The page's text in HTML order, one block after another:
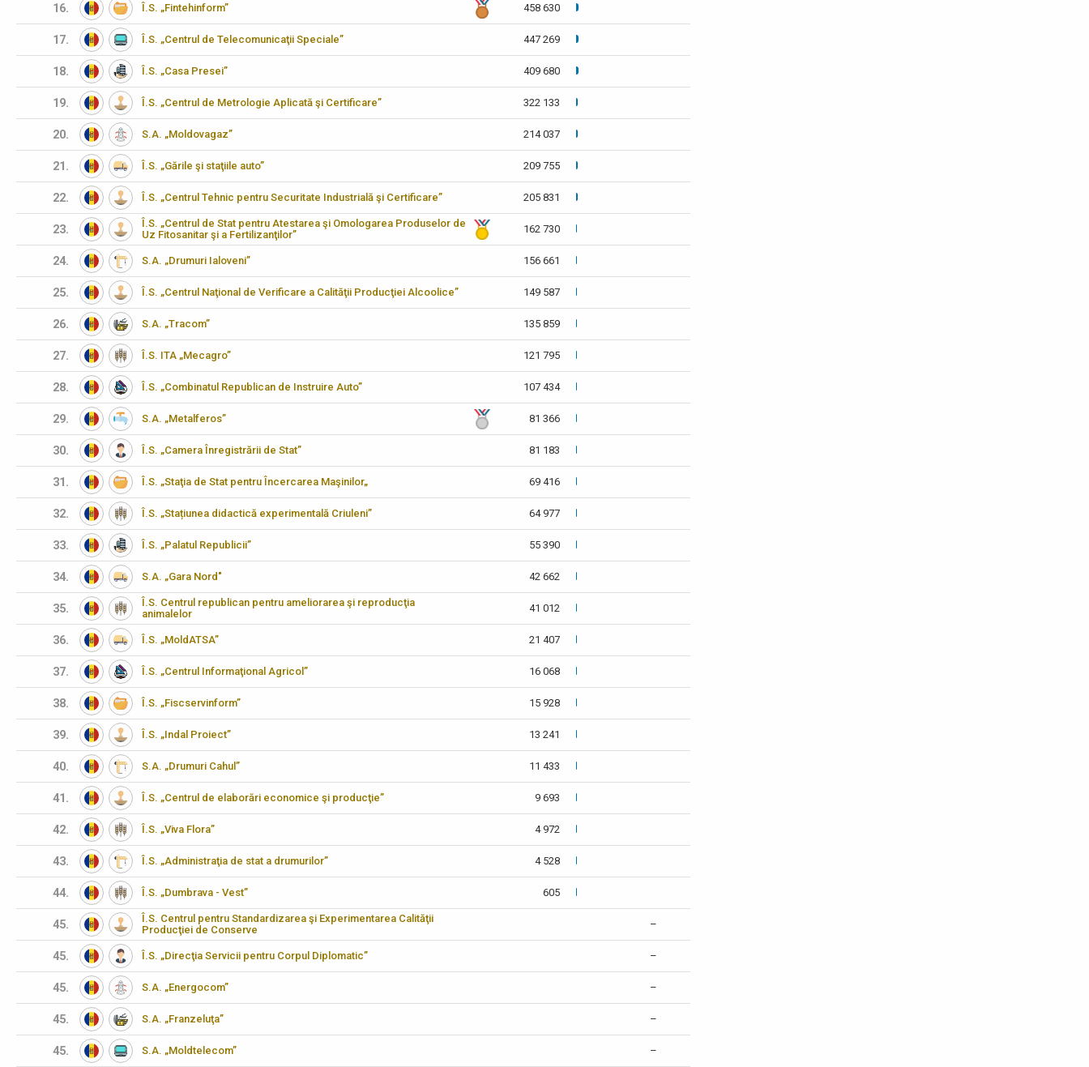
16. Î.S. „Fintehinform” 458 630
17. Î.S. „Centrul de Telecomunicaţii Speciale” 447 269
18. Î.S. „Casa Presei” 409 680
19. Î.S. „Centrul de Metrologie Aplicată şi Certificare” 322 133
20. S.A. „Moldovagaz” 214 037
21. Î.S. „Gările şi staţiile auto” 209 755
22. Î.S. „Centrul Tehnic pentru Securitate Industrială şi Certificare” 205 831
23.
Î.S. „Centrul de Stat pentru Atestarea şi Omologarea Produselor de
Uz Fitosanitar şi a Fertilizanţilor”
162 730
24. S.A. „Drumuri Ialoveni” 156 661
25. Î.S. „Centrul Naţional de Verificare a Calităţii Producţiei Alcoolice” 149 587
26. S.A. „Tracom” 135 859
27. Î.S. ITA „Mecagro” 121 795
28. Î.S. „Combinatul Republican de Instruire Auto” 107 434
29. S.A. „Metalferos” 81 366
30. Î.S. „Camera Înregistrării de Stat” 81 183
31. Î.S. „Staţia de Stat pentru Încercarea Maşinilor„ 69 416
32. Î.S. „Stațiunea didactică experimentală Criuleni” 64 977
33. Î.S. „Palatul Republicii” 55 390
34. S.A. „Gara Nord" 42 662
35.
Î.S. Centrul republican pentru ameliorarea şi reproducţia
animalelor
41 012
36. Î.S. „MoldATSA” 21 407
37. Î.S. „Centrul Informaţional Agricol” 16 068
38. Î.S. „Fiscservinform” 15 928
39. Î.S. „Indal Proiect” 13 241
40. S.A. „Drumuri Cahul” 11 433
41. Î.S. „Centrul de elaborări economice şi producţie” 9 693
42. Î.S. „Viva Flora” 4 972
43. Î.S. „Administraţia de stat a drumurilor” 4 528
44. Î.S. „Dumbrava - Vest” 605
45.
Î.S. Centrul pentru Standardizarea şi Experimentarea Calităţii
Producţiei de Conserve
–
45. Î.S. „Direcţia Servicii pentru Corpul Diplomatic” –
45. S.A. „Energocom” –
45. S.A. „Franzeluţa” –
45. S.A. „Moldtelecom” –